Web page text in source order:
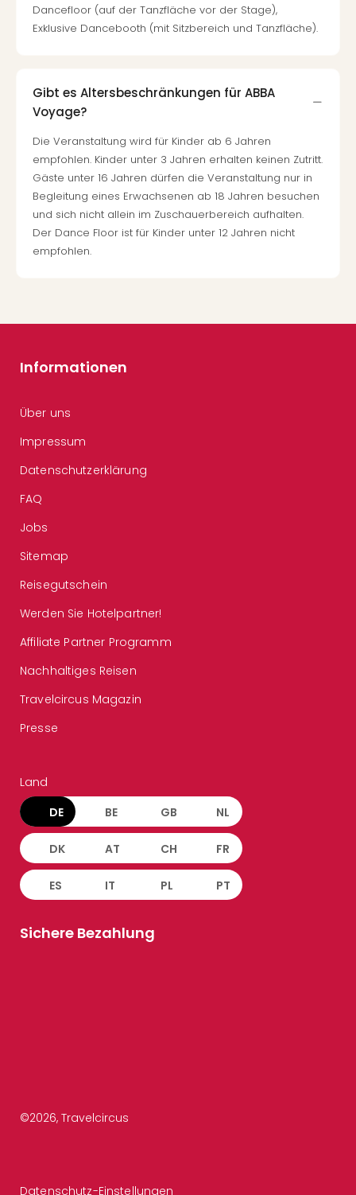
Dancefloor (auf der Tanzfläche vor der Stage),
Exklusive Dancebooth (mit Sitzbereich und Tanzfläche).
Gibt es Altersbeschränkungen für ABBA
Voyage?
Die Veranstaltung wird für Kinder ab 6 Jahren
empfohlen. Kinder unter 3 Jahren erhalten keinen Zutritt.
Gäste unter 16 Jahren dürfen die Veranstaltung nur in
Begleitung eines Erwachsenen ab 18 Jahren besuchen
und sich nicht allein im Zuschauerbereich aufhalten.
Der Dance Floor ist für Kinder unter 12 Jahren nicht
empfohlen.
Informationen
Über uns
Impressum
Datenschutzerklärung
FAQ
Jobs
Sitemap
Reisegutschein
Werden Sie Hotelpartner!
Affiliate Partner Programm
Nachhaltiges Reisen
Travelcircus Magazin
Presse
Land
DE BE GB NL
DK AT CH FR
ES IT PL PT
Sichere Bezahlung
©2026, Travelcircus
Datenschutz-Einstellungen